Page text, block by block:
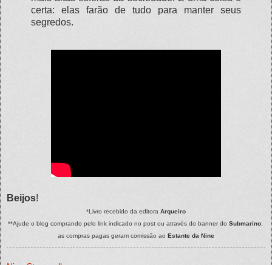
certa: elas farão de tudo para manter seus
segredos.
Beijos!
*Livro recebido da editora Arqueiro
**Ajude o blog comprando pelo link indicado no post ou através do banner do Submarino;
as compras pagas geram comissão ao Estante da Nine